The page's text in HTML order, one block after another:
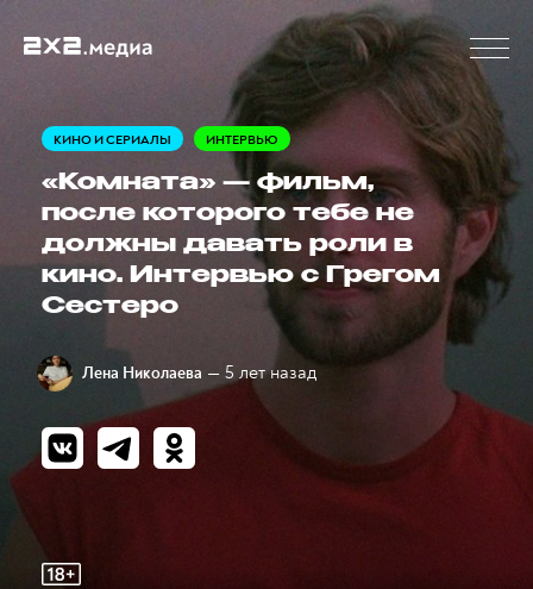
КИНО И СЕРИАЛЫ ИНТЕРВЬЮ
«Комната» — фильм,
после которого тебе не
должны давать роли в
кино. Интервью с Грегом
Сестеро
Лена Николаева — 5 лет назад